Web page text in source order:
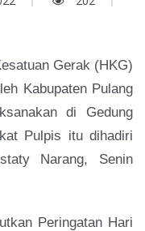
Gerak (HKG)
Kabupaten Pulang
di Gedung
Pulpis itu dihadiri
Narang, Senin
Peringatan Hari